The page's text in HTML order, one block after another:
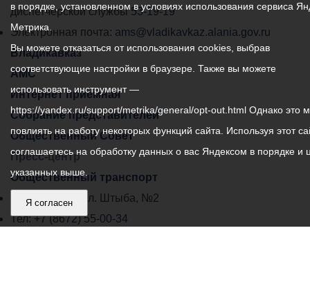
самоуправления
города
Владикавказ:
диспетчерской службы53-19-19
Электронная почта: ams@vladikavkaz.alania.gov.ru
Владикавказ
АМС
Интернет приемная
Собрание представителей
Общественный Совет
Пресс-центр
Общественный транспорт
Владикавказ, пл. Штыба, №2
Тел:+7 (8672) 55-00-34
в порядке, установленном в условиях использования сервиса
Метрика.
Вы можете отказаться от использования cookies, выбрав
соответствующие настройки в браузере. Также вы можете
использовать инструмент —
https://yandex.ru/support/metrika/general/opt-out.html Однако это
повлиять на работу некоторых функций сайта. Используя этот
соглашаетесь на обработку данных о вас Яндексом в порядке и
указанных выше.
Я согласен